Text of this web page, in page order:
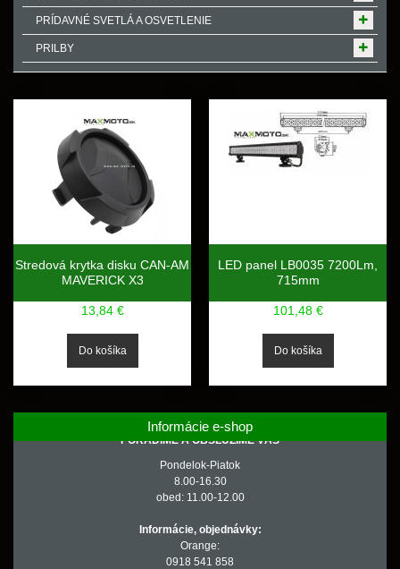
PRÍDAVNÉ SVETLÁ A OSVETLENIE
PRILBY
Stredová krytka disku CAN-AM
MAVERICK X3
13,84 €
LED panel LB0035 7200Lm,
715mm
101,48 €
Informácie e-shop
PORADÍME A OBSLÚŽIME VÁS
Pondelok-Piatok
8.00-16.30
obed: 11.00-12.00
Informácie, objednávky:
Orange:
0918 541 858